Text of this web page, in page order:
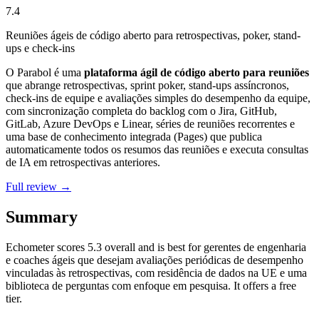
7.4
Reuniões ágeis de código aberto para retrospectivas, poker, stand-
ups e check-ins
O Parabol é uma plataforma ágil de código aberto para reuniões
que abrange retrospectivas, sprint poker, stand-ups assíncronos,
check-ins de equipe e avaliações simples do desempenho da equipe,
com sincronização completa do backlog com o Jira, GitHub,
GitLab, Azure DevOps e Linear, séries de reuniões recorrentes e
uma base de conhecimento integrada (Pages) que publica
automaticamente todos os resumos das reuniões e executa consultas
de IA em retrospectivas anteriores.
Full review →
Summary
Echometerscores 5.3 overall and is best for gerentes de engenharia
e coaches ágeis que desejam avaliações periódicas de desempenho
vinculadas às retrospectivas, com residência de dados na UE e uma
biblioteca de perguntas com enfoque em pesquisa. It offers a free
tier.